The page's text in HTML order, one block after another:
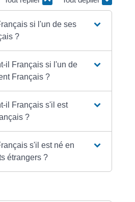
si l'un de ses
?
il Français si l'un de
Français ?
il Français s'il est
?
s'il est né en
étrangers ?